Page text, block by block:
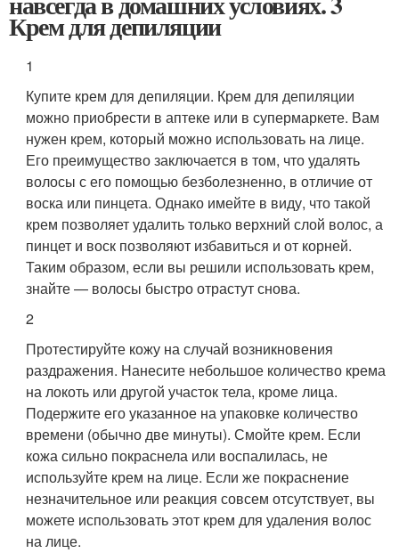
Крем для депиляции
1
Купите крем для депиляции. Крем для депиляции
можно приобрести в аптеке или в супермаркете. Вам
нужен крем, который можно использовать на лице.
Его преимущество заключается в том, что удалять
волосы с его помощью безболезненно, в отличие от
воска или пинцета. Однако имейте в виду, что такой
крем позволяет удалить только верхний слой волос, а
пинцет и воск позволяют избавиться и от корней.
Таким образом, если вы решили использовать крем,
знайте — волосы быстро отрастут снова.
2
Протестируйте кожу на случай возникновения
раздражения. Нанесите небольшое количество крема
на локоть или другой участок тела, кроме лица.
Подержите его указанное на упаковке количество
времени (обычно две минуты). Смойте крем. Если
кожа сильно покраснела или воспалилась, не
используйте крем на лице. Если же покраснение
незначительное или реакция совсем отсутствует, вы
можете использовать этот крем для удаления волос
на лице.